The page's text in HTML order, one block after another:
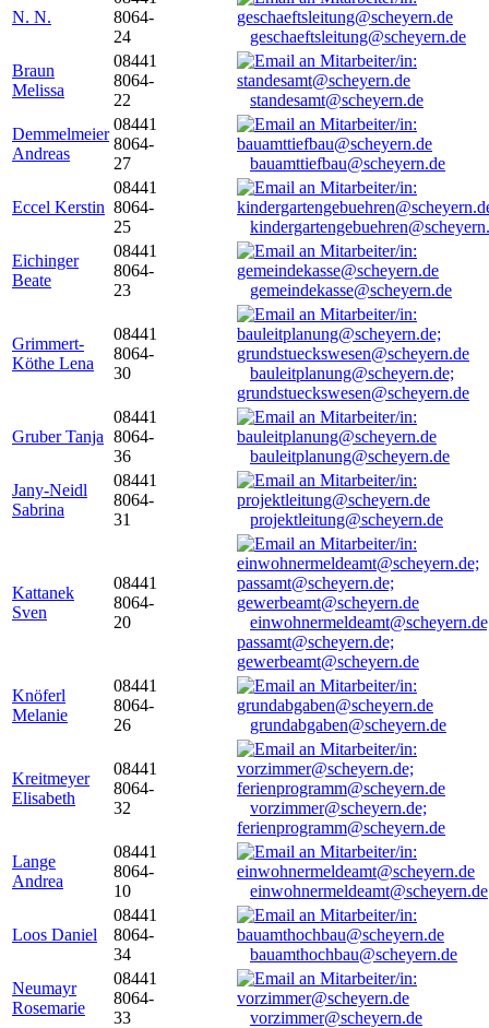
N. N.
8064-
24
geschaeftsleitung@scheyern.de
Braun
Melissa
08441
8064-
22
standesamt@scheyern.de
Demmelmeier
Andreas
08441
8064-
27
bauamttiefbau@scheyern.de
Eccel Kerstin
08441
8064-
25
Eichinger
Beate
08441
8064-
23
gemeindekasse@scheyern.de
Grimmert-
Köthe Lena
08441
8064-
30
bauleitplanung@scheyern.de;
grundstueckswesen@scheyern.de
Gruber Tanja
08441
8064-
36
bauleitplanung@scheyern.de
Jany-Neidl
Sabrina
08441
8064-
31
projektleitung@scheyern.de
Kattanek
Sven
08441
8064-
20
passamt@scheyern.de;
gewerbeamt@scheyern.de
Knöferl
Melanie
08441
8064-
26
grundabgaben@scheyern.de
Kreitmeyer
Elisabeth
08441
8064-
32
vorzimmer@scheyern.de;
ferienprogramm@scheyern.de
Lange
Andrea
08441
8064-
10
einwohnermeldeamt@scheyern.de
Loos Daniel
08441
8064-
34
bauamthochbau@scheyern.de
Neumayr
Rosemarie
08441
8064-
33
vorzimmer@scheyern.de